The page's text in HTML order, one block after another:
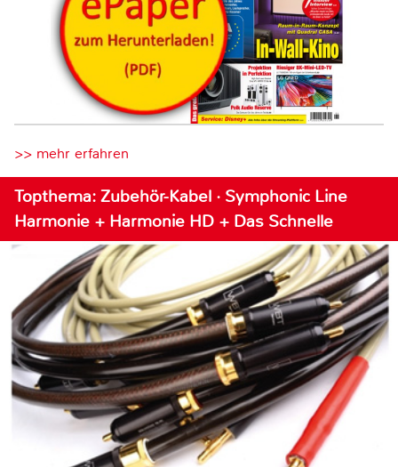
>> mehr erfahren
Topthema: Zubehör-Kabel · Symphonic Line
Harmonie + Harmonie HD + Das Schnelle